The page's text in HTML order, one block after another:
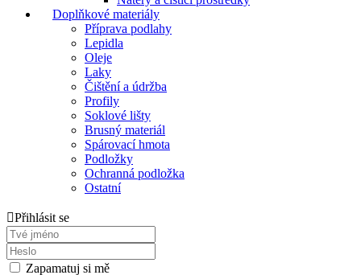
Doplňkové materiály
Příprava podlahy
Lepidla
Oleje
Laky
Čištění a údržba
Profily
Soklové lišty
Brusný materiál
Spárovací hmota
Podložky
Ochranná podložka
Ostatní
Přihlásit se
Zapamatuj si mě